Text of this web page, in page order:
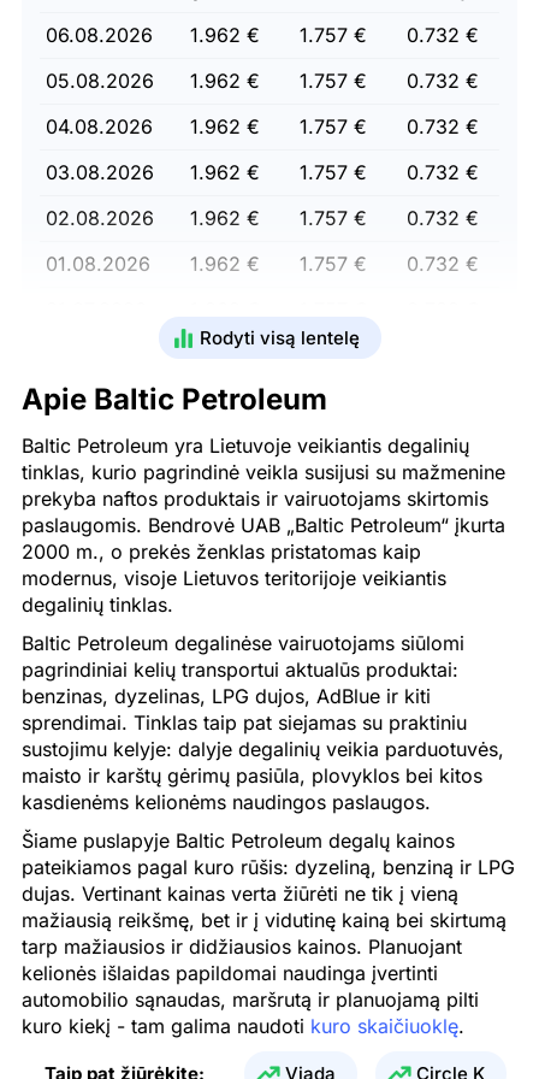
06.08.2026
1.962 € 1.757 €
0.732 €
05.08.2026
1.962 € 1.757 €
0.732 €
04.08.2026
1.962 € 1.757 €
0.732 €
03.08.2026
1.962 € 1.757 €
0.732 €
02.08.2026
1.962 € 1.757 €
0.732 €
01.08.2026
1.962 € 1.757 €
0.732 €
1.962 € 1.757 €
29.07.2026
1.962 € 1.757 €
28.07.2026
1.962 € 1.757 €
0.732 €
27.07.2026
1.962 € 1.757 €
0.732 €
26.07.2026
1.953 € 1.764 €
0.730 €
25.07.2026
1.953 € 1.764 €
0.730 €
23.07.2026
1.939 € 1.768 €
0.714 €
22.07.2026
1.928 € 1.768 €
0.711 €
21.07.2026
1.949 € 1.796 €
0.716 €
20.07.2026
1.890 € 1.718 €
0.716 €
19.07.2026
1.850 € 1.709 €
0.717 €
18.07.2026
1.850 € 1.709 €
0.717 €
17.07.2026
1.850 € 1.709 €
0.717 €
16.07.2026
1.826 € 1.712 €
0.731 €
15.07.2026
1.838 € 1.733 €
0.731 €
Rodyti visą lentelę
Apie Baltic Petroleum
Baltic Petroleum yra Lietuvoje veikiantis degalinių
tinklas, kurio pagrindinė veikla susijusi su mažmenine
prekyba naftos produktais ir vairuotojams skirtomis
paslaugomis. Bendrovė UAB „Baltic Petroleum“ įkurta
2000 m., o prekės ženklas pristatomas kaip
modernus, visoje Lietuvos teritorijoje veikiantis
degalinių tinklas.
Baltic Petroleum degalinėse vairuotojams siūlomi
pagrindiniai kelių transportui aktualūs produktai:
benzinas, dyzelinas, LPG dujos, AdBlue ir kiti
sprendimai. Tinklas taip pat siejamas su praktiniu
sustojimu kelyje: dalyje degalinių veikia parduotuvės,
maisto ir karštų gėrimų pasiūla, plovyklos bei kitos
kasdienėms kelionėms naudingos paslaugos.
Šiame puslapyje Baltic Petroleum degalų kainos
pateikiamos pagal kuro rūšis: dyzeliną, benziną ir LPG
dujas. Vertinant kainas verta žiūrėti ne tik į vieną
mažiausią reikšmę, bet ir į vidutinę kainą bei skirtumą
tarp mažiausios ir didžiausios kainos. Planuojant
kelionės išlaidas papildomai naudinga įvertinti
automobilio sąnaudas, maršrutą ir planuojamą pilti
kuro kiekį - tam galima naudoti kuro skaičiuoklę.
Taip pat žiūrėkite: Viada Circle K